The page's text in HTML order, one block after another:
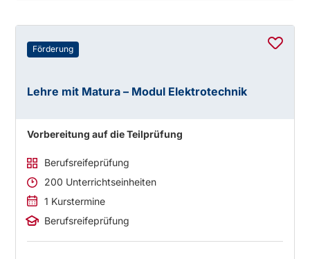
Förderung
Lehre mit Matura – Modul Elektrotechnik
Vorbereitung auf die Teilprüfung
Berufsreifeprüfung
200 Unterrichtseinheiten
1 Kurstermine
Berufsreifeprüfung